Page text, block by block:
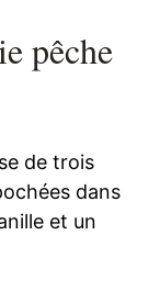
pêche
de trois
dans
et un